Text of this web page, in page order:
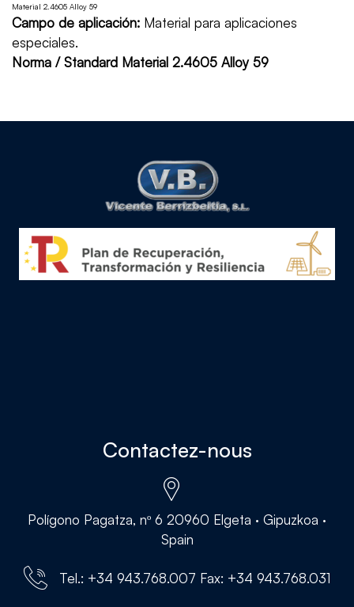
Material 2.4605 Alloy 59
Campo de aplicación: Material para aplicaciones
especiales.
Norma / Standard Material 2.4605 Alloy 59
Contactez-nous
Polígono Pagatza, nº 6 20960 Elgeta · Gipuzkoa ·
Spain
Tel.: +34 943.768.007 Fax: +34 943.768.031